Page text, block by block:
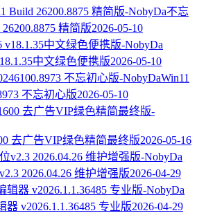
不忘
精简版2026-05-10
中文绿色便携版2026-05-10
Win11
不忘初心版2026-05-10
去广告VIP绿色精简最终版2026-05-16
2026.04.26 维护增强版2026-04-29
器 v2026.1.1.36485 专业版2026-04-29